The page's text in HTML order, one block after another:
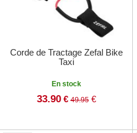
Corde de Tractage Zefal Bike
Taxi
En stock
33.90 € 49.95€